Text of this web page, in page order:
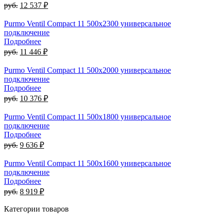
руб. 12 537 ₽
Purmo Ventil Compact 11 500х2300 универсальное
подключение
Подробнее
руб. 11 446 ₽
Purmo Ventil Compact 11 500х2000 универсальное
подключение
Подробнее
руб. 10 376 ₽
Purmo Ventil Compact 11 500х1800 универсальное
подключение
Подробнее
руб. 9 636 ₽
Purmo Ventil Compact 11 500х1600 универсальное
подключение
Подробнее
руб. 8 919 ₽
Категории товаров